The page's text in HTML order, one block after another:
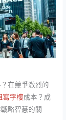
在競爭激烈的
寫字樓成本？成
略智慧的關